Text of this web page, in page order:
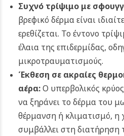
Συχνό τρίψιμο με
βρεφικό δέρμα είναι
ερεθίζεται. Το έντονο
έλαια της επιδερμίδας,
μικροτραυματισμούς.
Έκθεση σε ακραίες
αέρα:Ο υπερβολικός
να ξηράνει το δέρμα του
θέρμανση ή κλιματισμό,
συμβάλλει στη διατήρηση